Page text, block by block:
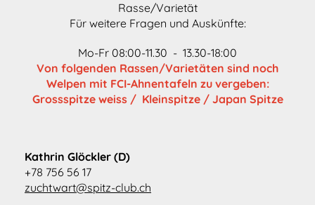
Rasse/Varietät
Für weitere Fragen und Auskünfte:
Mo-Fr 08:00-11.30 - 13.30-18:00
Von folgenden Rassen/Varietäten sind noch
Welpen mit FCI-Ahnentafeln zu vergeben:
Grossspitze weiss / Kleinspitze / Japan Spitze
Kathrin Glöckler (D)
+78 756 56 17
zuchtwart@spitz-club.ch